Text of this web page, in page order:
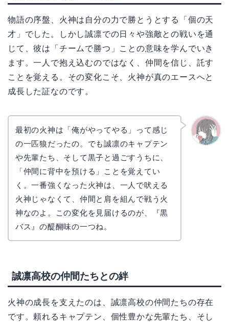
物語の序盤、火神は自分の力で勝とうとする「個の天
才」でした。しかし誠凛での日々や強敵との戦いを通
じて、彼は「チームで勝つ」ことの意味を学んでいき
ます。一人で抱え込むのではなく、仲間を信じ、託す
ことを覚える。その変化こそ、火神が真のエースへと
成長した証なのです。
最初の火神は「俺がやってやる」って感じ
の一匹狼だったの。でも誠凛のキャプテン
や先輩たち、そして黒子と過ごすうちに、
「仲間に背中を預ける」ことを覚えてい
く。一番強くなった火神は、一人で吠える
火神じゃなくて、仲間と肩を組んで戦う火
神なのよ。この変化を見届けるのが、『黒
バス』の醍醐味の一つね。
誠凛高校の仲間たちとの絆
火神の成長を支えたのは、誠凛高校の仲間たちの存在
です。頼れるキャプテン、個性豊かな先輩たち、そし